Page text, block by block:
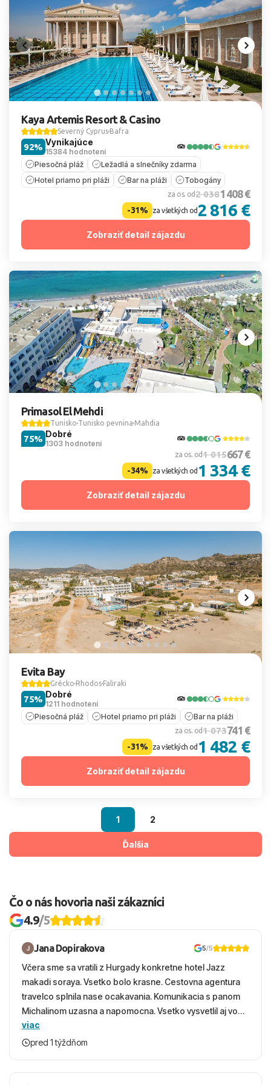
Kaya Artemis Resort & Casino
Severný Cyprus Bafra
Vynikajúce
15384 hodnotení
92%
Piesočná pláž
Ležadlá a slnečníky zdarma
Hotel priamo pri pláži
Bar na pláži Tobogány
za os. od2 0381 408 €
-31% za všetkých od2 816 €
Zobraziť detail zájazdu
Primasol El Mehdi
Tunisko Tunisko pevnina Mahdia
Dobré
1303 hodnotení
75%
za os. od1 015667 €
-34% za všetkých od 1 334 €
Zobraziť detail zájazdu
Evita Bay
Grécko Rhodos Faliraki
Dobré
1211 hodnotení
75%
Piesočná pláž Hotel priamo pri pláži Bar na pláži
za os. od1 073741 €
-31% za všetkých od 1 482 €
Zobraziť detail zájazdu
1 2
Ďalšia
Čo o nás hovoria naši zákazníci
4.9/5
Jana Dopirakova 5/5
Včera sme sa vratili z Hurgady konkretne hotel Jazz
makadi soraya. Vsetko bolo krasne. Cestovna agentura
travelco splnila nase ocakavania. Komunikacia s panom
Michalinom uzasna a napomocna. Vsetko vysvetlil aj vo
vecernych hodinach zaco sa ospravedlnujem. Hotel
krasny, cisty. Sluzby top. Strava, prostredie, more,
viac
pred 1 týždňom